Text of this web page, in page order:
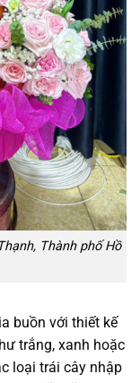
Thành phố Hồ
buồn với thiết kế
trắng, xanh hoặc
loại trái cây nhập